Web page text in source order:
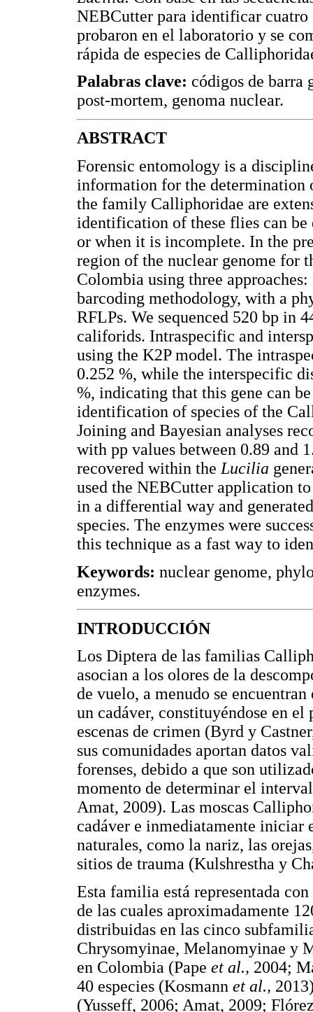
NEBCutter para identificar cuatro
probaron en el laboratorio y se
rápida de especies de
Palabras clave: códigos de barra
post-mortem, genoma nuclear.
ABSTRACT
Forensic entomology is a
information for the
the family Calliphoridae are
identification of these flies can
or when it is incomplete. In the
region of the nuclear genome for
Colombia using three
barcoding methodology, with a
RFLPs. We sequenced 520 bp in
califorids. Intraspecific and
using the K2P model. The
0.252 %, while the interspecific
%, indicating that this gene can
identification of species of the
Joining and Bayesian analyses
with pp values between 0.89 and
recovered within the Lucilia
used the NEBCutter application
in a differential way and
species. The enzymes were
this technique as a fast way to
Keywords: nuclear genome,
enzymes.
INTRODUCCIÓN
Los Diptera de las familias
asocian a los olores de la
de vuelo, a menudo se
un cadáver, constituyéndose en
escenas de crimen (Byrd y
sus comunidades aportan datos
forenses, debido a que son
momento de determinar el
Amat, 2009). Las moscas
cadáver e inmediatamente iniciar
naturales, como la nariz, las
sitios de trauma (Kulshrestha y
Esta familia está representada
de las cuales aproximadamente
distribuidas en las cinco
Chrysomyinae, Melanomyinae y
en Colombia (Pape et al., 2004;
40 especies (Kosmann et al.,
(Yusseff, 2006; Amat, 2009;